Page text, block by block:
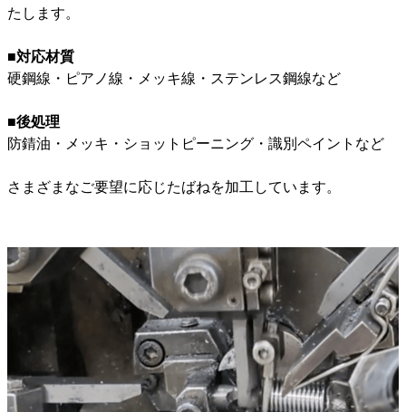
たします。
■対応材質
硬鋼線・ピアノ線・メッキ線・ステンレス鋼線など
■後処理
防錆油・メッキ・ショットピーニング・識別ペイントなど
さまざまなご要望に応じたばねを加工しています。